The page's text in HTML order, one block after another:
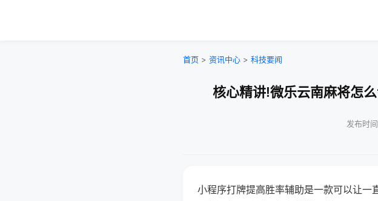
首页 > 资讯中心 > 科技要闻
核心精讲!微乐云南麻将怎
发布时
小程序打牌提高胜率辅助是一款可以让一